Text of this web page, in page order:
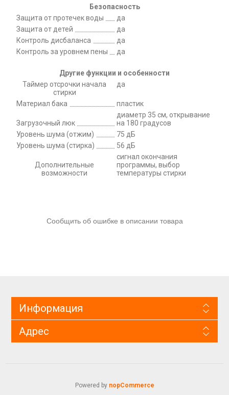
Безопасность
Защита от протечек воды
да
Защита от детей
да
Контроль дисбаланса
да
Контроль за уровнем пены
да
Другие функции и особенности
Таймер отсрочки начала
стирки
да
Материал бака пластик
Загрузочный люк
диаметр 35 см, открывание
на 180 градусов
Уровень шума (отжим)
75 дБ
Уровень шума (стирка)
56 дБ
Дополнительные
возможности
сигнал окончания
программы, выбор
температуры стирки
Сообщить об ошибке в описании товара
Информация
Адрес
Powered by nopCommerce